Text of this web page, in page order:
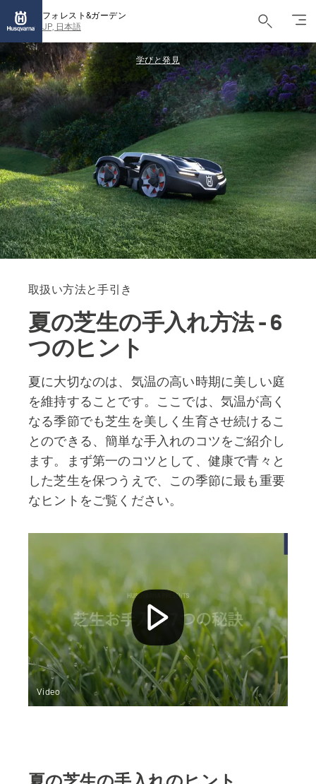
フォレスト&ガーデン
JP, 日本語
学びと発見
取扱い方法と手引き
夏の芝生の手入れ方法 - 6
つのヒント
夏に大切なのは、気温の高い時期に美しい庭
を維持することです。ここでは、気温が高く
なる季節でも芝生を美しく生育させ続けるこ
とのできる、簡単な手入れのコツをご紹介し
ます。まず第一のコツとして、健康で青々と
した芝生を保つうえで、この季節に最も重要
なヒントをご覧ください。
Video